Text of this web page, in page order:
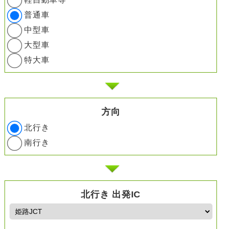
普通車
中型車
大型車
特大車
方向
北行き
南行き
北行き 出発IC